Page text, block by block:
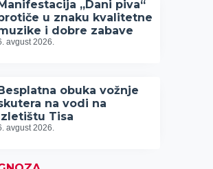
Manifestacija „Dani piva“
u znaku kvalitetne
i dobre zabave
avgust 2026.
obuka vožnje
na vodi na
Tisa
avgust 2026.